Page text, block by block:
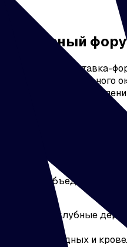
ежегодная выставка-
федерального
ремонта и
при
инфраструктурных
объединяет
участки, клубные
КИЖК).
фасадных и